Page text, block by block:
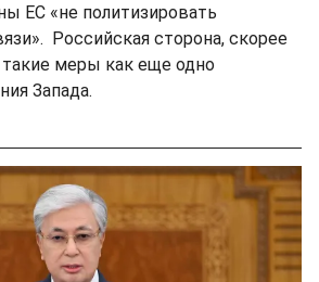
ЕС «не политизировать
Российская сторона, скорее
меры как еще одно
Запада.